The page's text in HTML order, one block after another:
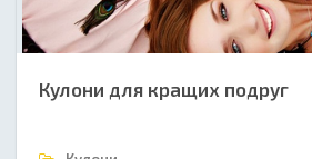
Кулони для кращих подруг